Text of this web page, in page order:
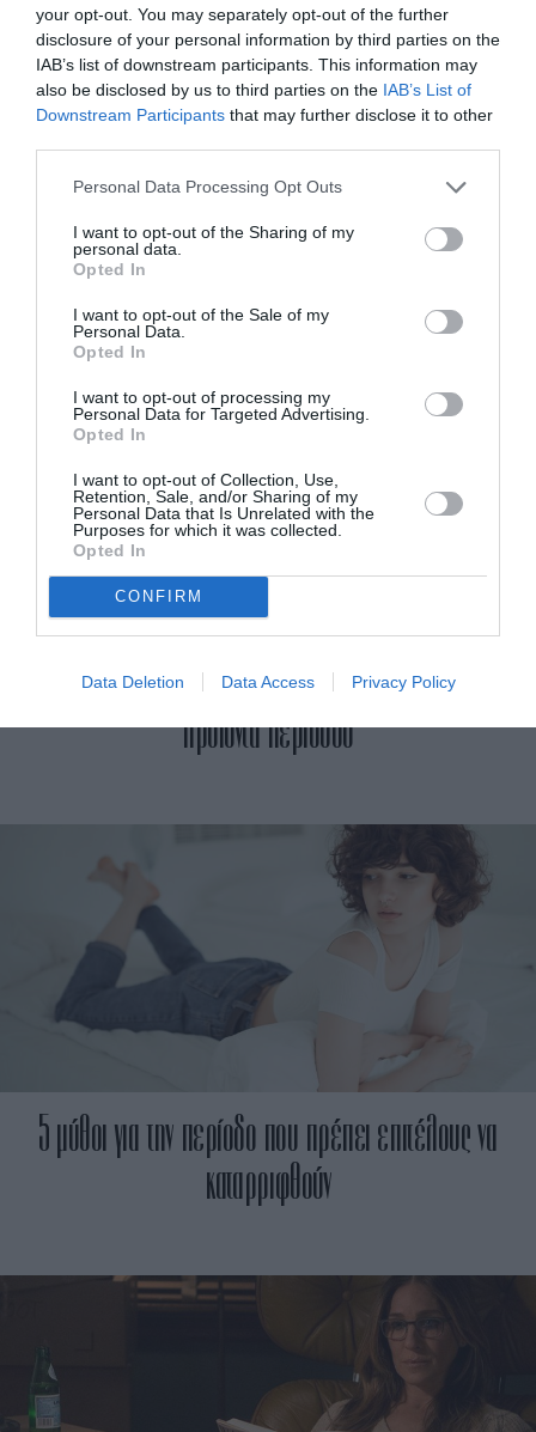
your opt-out. You may separately opt-out of the further
disclosure of your personal information by third parties on the
IAB’s list of downstream participants. This information may
also be disclosed by us to third parties on the IAB’s List of
Downstream Participants that may further disclose it to other
Personal Data Processing Opt Outs
I want to opt-out of the Sharing of my
personal data.
Opted In
I want to opt-out of the Sale of my
Personal Data.
Opted In
I want to opt-out of processing my
Personal Data for Targeted Advertising.
Opted In
I want to opt-out of Collection, Use,
Retention, Sale, and/or Sharing of my
Personal Data that Is Unrelated with the
Purposes for which it was collected.
Opted In
CONFIRM
Data Deletion Data Access Privacy Policy
ADVERTISEMENT - CONTINUE READING BELOW
Γυναίκα έφτιαξε μηχανή που προσφέρει δωρεάν
προϊόντα περιόδου
5 μύθοι για την περίοδο που πρέπει επιτέλους να
καταρριφθούν